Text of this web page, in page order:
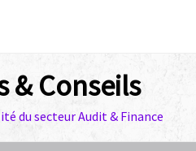
& Conseils
du secteur Audit & Finance